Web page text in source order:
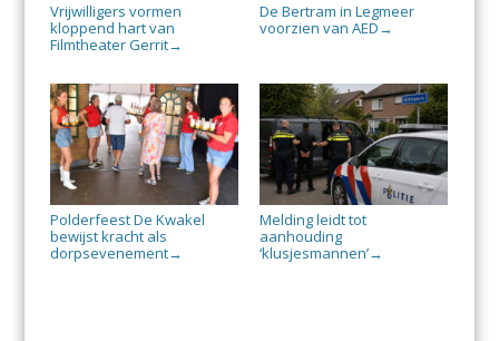
Vrijwilligers vormen
kloppend hart van
Filmtheater Gerrit→
De Bertram in Legmeer
voorzien van AED →
Polderfeest De Kwakel
bewijst kracht als
dorpsevenement→
Melding leidt tot
aanhouding
‘klusjesmannen’→